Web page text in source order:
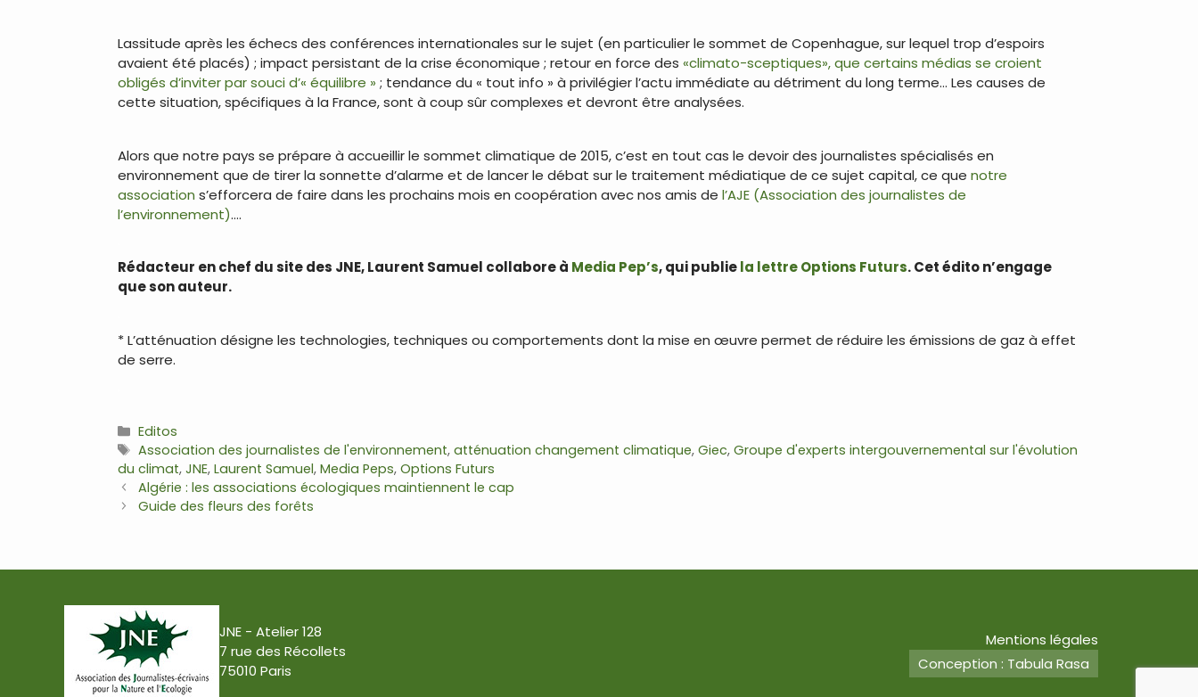
Lassitude après les échecs des conférences internationales sur le sujet (en particulier le sommet de Copenhague, sur lequel trop d’espoirs
avaient été placés) ; impact persistant de la crise économique ; retour en force des «climato-sceptiques», que certains médias se croient
obligés d’inviter par souci d’« équilibre » ; tendance du « tout info » à privilégier l’actu immédiate au détriment du long terme… Les causes de
cette situation, spécifiques à la France, sont à coup sûr complexes et devront être analysées.
Alors que notre pays se prépare à accueillir le sommet climatique de 2015, c’est en tout cas le devoir des journalistes spécialisés en
environnement que de tirer la sonnette d’alarme et de lancer le débat sur le traitement médiatique de ce sujet capital, ce que notre
association s’efforcera de faire dans les prochains mois en coopération avec nos amis de l’AJE (Association des journalistes de
l’environnement)….
Rédacteur en chef du site des JNE, Laurent Samuel collabore à Media Pep’s, qui publiela lettre Options Futurs.Cet édito n’engage
que son auteur.
* L’atténuation désigne les technologies, techniques ou comportements dont la mise en œuvre permet de réduire les émissions de gaz à effet
de serre.
Catégories
Editos
Étiquettes
Association des journalistes de l'environnement,atténuation changement climatique,Giec,Groupe d'experts intergouvernemental sur l'évolution
du climat, JNE, Laurent Samuel, Media Peps, Options Futurs
Navigation
des
Algérie : les associations écologiques maintiennent le cap
Guide des fleurs des forêts
JNE - Atelier 128
7 rue des Récollets
75010 Paris
Mentions légales
Conception : Tabula Rasa